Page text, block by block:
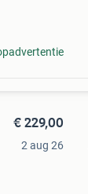
€ 229,00
2 aug 26